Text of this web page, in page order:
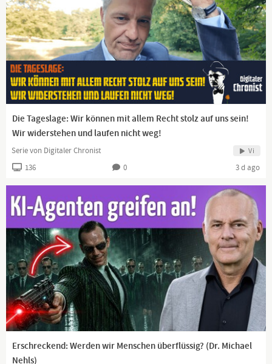
https://www.bitchute.com/channel/1ZB4aBV66sgV...
https://dlive.tv/Lilly-Thueringen
https://www.pinterest.de/lillys87/
https://lillythueringen.blogspot.com/?m=1
https://vk.com/lillythueringen
GAB🇩🇪
gab.com/Lilly_Thueringen
Profortis:https://www.pro-de.tv/
🇩🇪🇩🇪🇩🇪🇩🇪🇩🇪🇩🇪🇩🇪🇩🇪🇩🇪
Unterstützung für die Patriotische Arbeit
Paypal: paypal.me/LillyThueringen2
Die Tageslage: Wir können mit allem Recht stolz auf uns sein!
Wir widerstehen und laufen nicht weg!
Serie von Digitaler Chronist Vi
136 0 3 d ago
Erschreckend: Werden wir Menschen überflüssig? (Dr. Michael
Nehls)